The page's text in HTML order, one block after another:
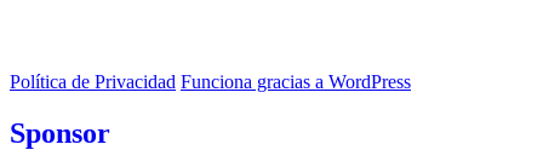
Política de Privacidad Funciona gracias a WordPress
Sponsor